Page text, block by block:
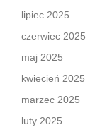
lipiec 2025
czerwiec 2025
maj 2025
kwiecień 2025
marzec 2025
luty 2025